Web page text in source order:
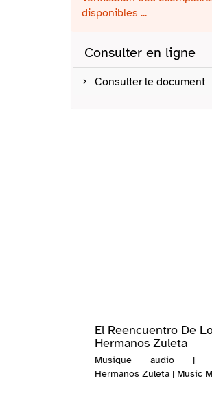
disponibles ...
Consulter en ligne
Consulter le document
El Reencuentro De
Hermanos Zuleta
Musique audio |
Hermanos Zuleta | Music